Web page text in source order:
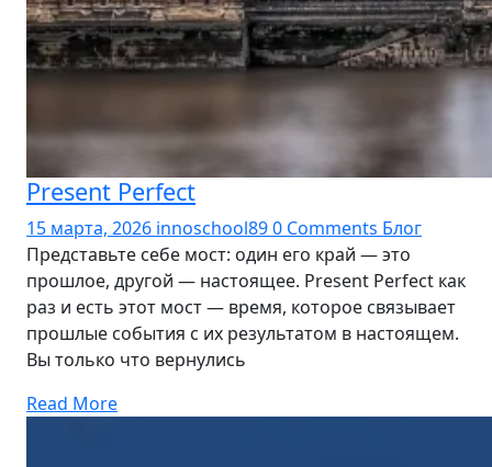
Present Perfect
15 марта, 2026 innoschool890 Comments Блог
Представьте себе мост: один его край — это
прошлое, другой — настоящее. Present Perfect как
раз и есть этот мост — время, которое связывает
прошлые события с их результатом в настоящем.
Вы только что вернулись
Read More